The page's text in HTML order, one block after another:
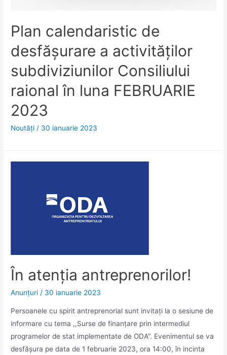
Plan calendaristic de
desfășurare a activităților
subdiviziunilor Consiliului
raional în luna FEBRUARIE
2023
Noutăţi / 30 ianuarie 2023
În atenția antreprenorilor!
Anunţuri / 30 ianuarie 2023
Persoanele cu spirit antreprenorial sunt invitați la o sesiune de
informare cu tema ,,Surse de finanțare prin intermediul
programelor de stat implementate de ODA”. Evenimentul se va
desfășura pe data de 1 februarie 2023, ora 14:00, în incinta